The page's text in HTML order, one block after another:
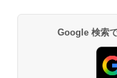
Google 検索